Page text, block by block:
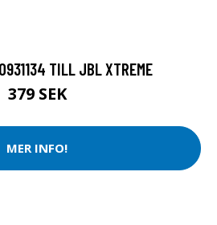
TILL JBL XTREME
379 SEK
MER INFO!